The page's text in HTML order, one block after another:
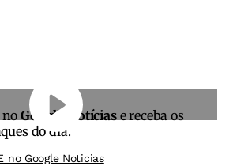
noGoogle Notíciase receba os
do dia.
no Google Noticias